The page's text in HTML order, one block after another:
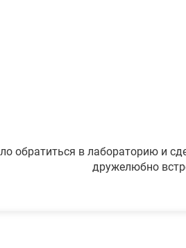
обратиться в лабораторию и
дружелюбно